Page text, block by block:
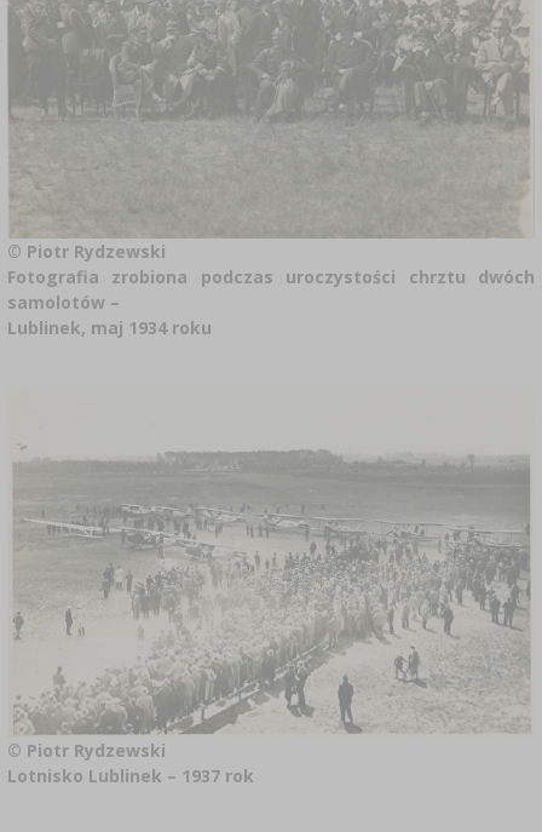
© Piotr Rydzewski
Fotografia zrobiona podczas uroczystości chrztu dwóch
samolotów –
Lublinek, maj 1934 roku
© Piotr Rydzewski
Lotnisko Lublinek – 1937 rok